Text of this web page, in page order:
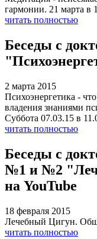
гармонии. 21 марта в
читать полностью
Беседы с
2 марта 2015
Психоэнергетика -
владения знаниями
Суббота 07.03.15 в
читать полностью
Беседы с
№1 и №2
на YouTube
18 февраля 2015
Лечебный Цигун.
читать полностью